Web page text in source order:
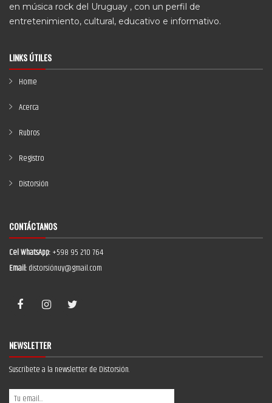
en música rock del Uruguay , con un perfil de
entretenimiento, cultural, educativo e informativo.
LINKS ÚTILES
Home
Acerca
Rubros
Registro
Distorsión
CONTÁCTANOS
Cel WhatsApp:+598 95 210 764
Email:distorsiónuy@gmail.com
NEWSLETTER
Suscríbete a la newsletter de Distorsión.